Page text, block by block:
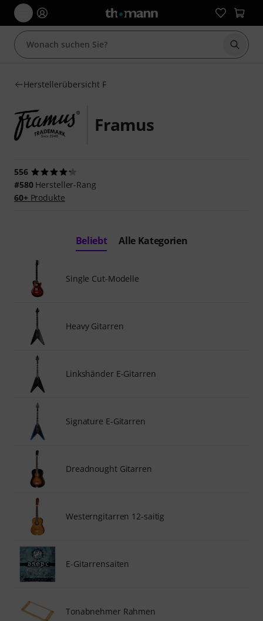
Suche
Herstellerübersicht F
Framus
556
#580Hersteller-Rang
60+Produkte
Beliebt Alle Kategorien
Single Cut-Modelle
Heavy Gitarren
Linkshänder E-Gitarren
Signature E-Gitarren
Dreadnought Gitarren
Westerngitarren 12-saitig
E-Gitarrensaiten
Tonabnehmer Rahmen